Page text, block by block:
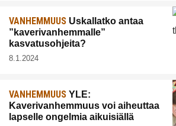
VANHEMMUUS Uskallatko antaa
”kaverivanhemmalle”
kasvatusohjeita?
8.1.2024
VANHEMMUUS YLE:
Kaverivanhemmuus voi aiheuttaa
lapselle ongelmia aikuisiällä